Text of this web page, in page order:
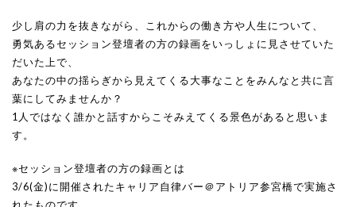
少し肩の力を抜きながら、これからの働き方や人生について、
勇気あるセッション登壇者の方の録画をいっしょに見させていた
だいた上で、
あなたの中の揺らぎから見えてくる大事なことをみんなと共に言
葉にしてみませんか？
1人ではなく誰かと話すからこそみえてくる景色があると思いま
す。
※セッション登壇者の方の録画とは
3/6(金)に開催されたキャリア自律バー＠アトリア参宮橋で実施さ